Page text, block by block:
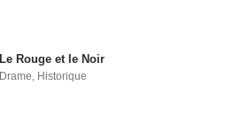
Le Rouge et le Noir
Drame, Historique